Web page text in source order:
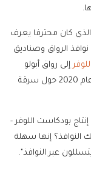
كان محترفا يعرف
الرواق وصناديق
إلى رواق أبولو
لتقييم الوضع من أجل بودكاست داخلي للمتحف عام 2020 حول سرقة
بودكاست اللوفر -
إنها سهلة
عبر النوافذ".